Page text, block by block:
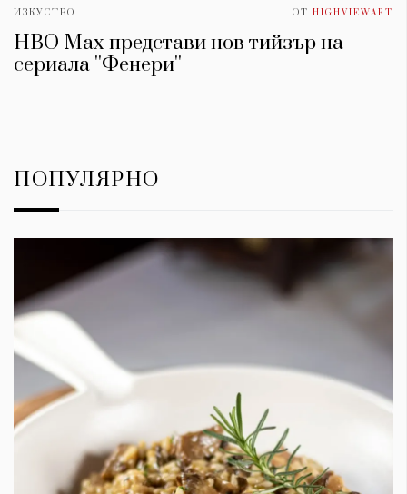
ИЗКУСТВО ОТ HIGHVIEWART
HBO Max представи нов тийзър на
сериала ''Фенери''
ПОПУЛЯРНО